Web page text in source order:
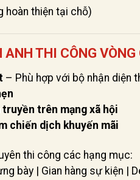
hoàn thiện tại chỗ)
THI CÔNG VÒNG
– Phù hợp với bộ nhận diện
trên mạng xã hội
chiến dịch khuyến mãi
thi công các hạng mục:
bày | Gian hàng sự kiện |